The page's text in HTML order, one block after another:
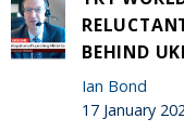
BEHIND
Ian Bond
17 January